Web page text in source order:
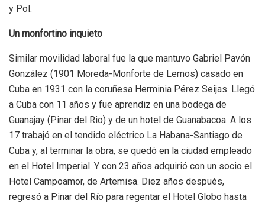
y Pol.
Un monfortino inquieto
Similar movilidad laboral fue la que mantuvo Gabriel Pavón
González (1901 Moreda-Monforte de Lemos) casado en
Cuba en 1931 con la coruñesa Herminia Pérez Seijas. Llegó
a Cuba con 11 años y fue aprendiz en una bodega de
Guanajay (Pinar del Rio) y de un hotel de Guanabacoa. A los
17 trabajó en el tendido eléctrico La Habana-Santiago de
Cuba y, al terminar la obra, se quedó en la ciudad empleado
en el Hotel Imperial. Y con 23 años adquirió con un socio el
Hotel Campoamor, de Artemisa. Diez años después,
regresó a Pinar del Río para regentar el Hotel Globo hasta